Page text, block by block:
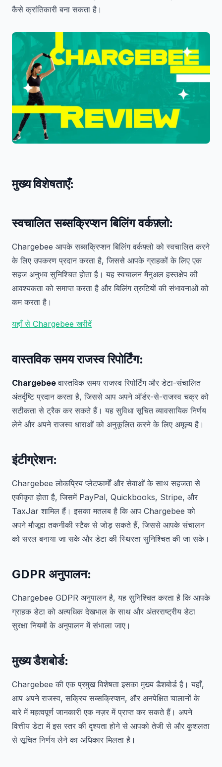
कैसे क्रांतिकारी बना सकता है।
मुख्य विशेषताएँ:
स्वचालित सब्सक्रिप्शन बिलिंग वर्कफ़्लो:
Chargebee आपके सब्सक्रिप्शन बिलिंग वर्कफ़्लो को स्वचालित करने
के लिए उपकरण प्रदान करता है, जिससे आपके ग्राहकों के लिए एक
सहज अनुभव सुनिश्चित होता है। यह स्वचालन मैनुअल हस्तक्षेप की
आवश्यकता को समाप्त करता है और बिलिंग त्रुटियों की संभावनाओं को
कम करता है।
यहाँ से Chargebee खरीदें
वास्तविक समय राजस्व रिपोर्टिंग:
Chargebeeवास्तविक समय राजस्व रिपोर्टिंग और डेटा-संचालित
अंतर्दृष्टि प्रदान करता है, जिससे आप अपने ऑर्डर-से-राजस्व चक्र को
सटीकता से ट्रैक कर सकते हैं। यह सुविधा सूचित व्यावसायिक निर्णय
लेने और अपने राजस्व धाराओं को अनुकूलित करने के लिए अमूल्य है।
इंटीग्रेशन:
Chargebee लोकप्रिय प्लेटफार्मों और सेवाओं के साथ सहजता से
एकीकृत होता है, जिसमें PayPal, Quickbooks, Stripe, और
TaxJar शामिल हैं। इसका मतलब है कि आप Chargebee को
अपने मौजूदा तकनीकी स्टैक से जोड़ सकते हैं, जिससे आपके संचालन
को सरल बनाया जा सके और डेटा की स्थिरता सुनिश्चित की जा सके।
GDPR अनुपालन:
Chargebee GDPR अनुपालन है, यह सुनिश्चित करता है कि आपके
ग्राहक डेटा को अत्यधिक देखभाल के साथ और अंतरराष्ट्रीय डेटा
सुरक्षा नियमों के अनुपालन में संभाला जाए।
मुख्य डैशबोर्ड:
Chargebee की एक प्रमुख विशेषता इसका मुख्य डैशबोर्ड है। यहाँ,
आप अपने राजस्व, सक्रिय सब्सक्रिप्शन, और अनपेक्षित चालानों के
बारे में महत्वपूर्ण जानकारी एक नज़र में प्राप्त कर सकते हैं। अपने
वित्तीय डेटा में इस स्तर की दृश्यता होने से आपको तेजी से और कुशलता
से सूचित निर्णय लेने का अधिकार मिलता है।